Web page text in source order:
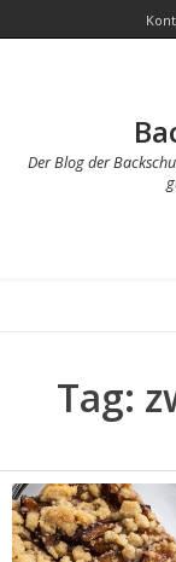
Der Blog der
Tag: